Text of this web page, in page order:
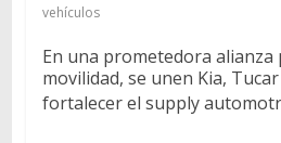
vehículos
En una prometedora
movilidad, se unen Kia,
fortalecer el supply